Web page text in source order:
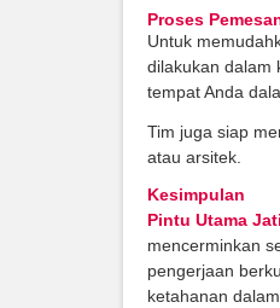
Proses
Untuk
dilakukan dalam
tempat Anda
Tim juga siap
atau arsitek.
Kesimpulan
Pintu Utama Jati
mencerminkan
pengerjaan
ketahanan